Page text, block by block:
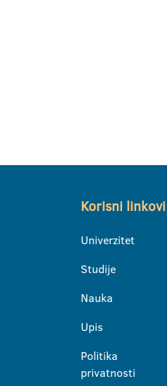
Korisni linkovi
Univerzitet
Studije
Nauka
Upis
Politika
privatnosti